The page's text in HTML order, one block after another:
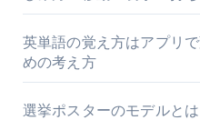
英単語の覚え方はアプリ
めの考え方
選挙ポスターのモデルと